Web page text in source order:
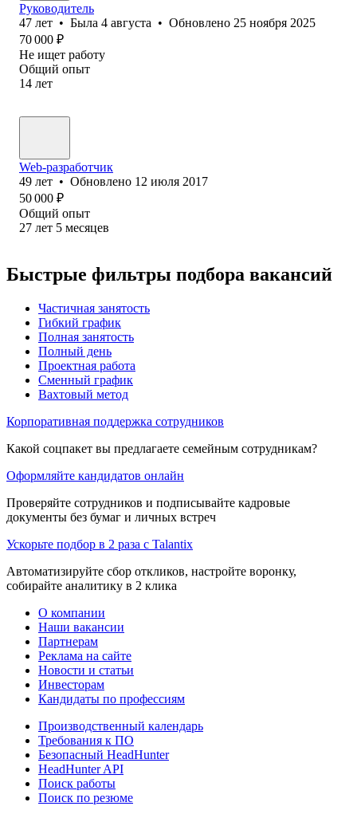
Руководитель
47 лет • Была 4 августа • Обновлено 25 ноября 2025
70 000 ₽
Не ищет работу
Общий опыт
14 лет
Web-разработчик
49 лет • Обновлено 12 июля 2017
50 000 ₽
Общий опыт
27 лет 5 месяцев
Быстрые фильтры подбора вакансий
Частичная занятость
Гибкий график
Полная занятость
Полный день
Проектная работа
Сменный график
Вахтовый метод
Корпоративная поддержка сотрудников
Какой соцпакет вы предлагаете семейным сотрудникам?
Оформляйте кандидатов онлайн
Проверяйте сотрудников и подписывайте кадровые
документы без бумаг и личных встреч
Ускорьте подбор в 2 раза с Talantix
Автоматизируйте сбор откликов, настройте воронку,
собирайте аналитику в 2 клика
О компании
Наши вакансии
Партнерам
Реклама на сайте
Новости и статьи
Инвесторам
Кандидаты по профессиям
Производственный календарь
Требования к ПО
Безопасный HeadHunter
HeadHunter API
Поиск работы
Поиск по резюме